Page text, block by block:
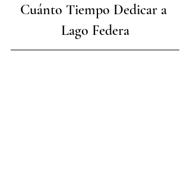
Cuánto Tiempo Dedicar a
Lago Federa